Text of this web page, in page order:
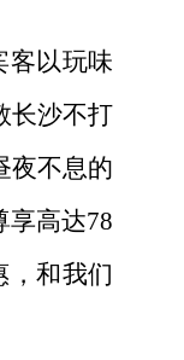
客以玩味
长沙不打
夜不息的
享高达78
，和我们